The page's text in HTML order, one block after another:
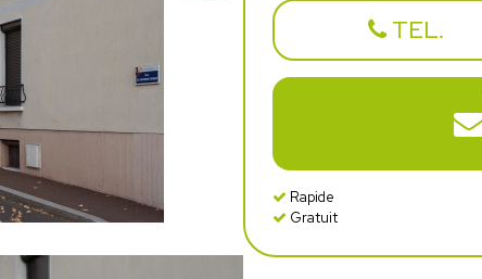
TEL.
Rapide
Gratuit